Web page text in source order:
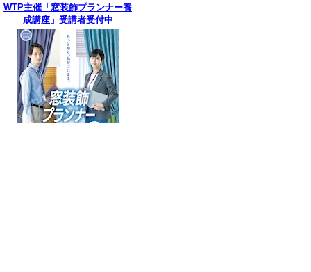
WTP主催「窓装飾プランナー養
成講座」受講者受付中